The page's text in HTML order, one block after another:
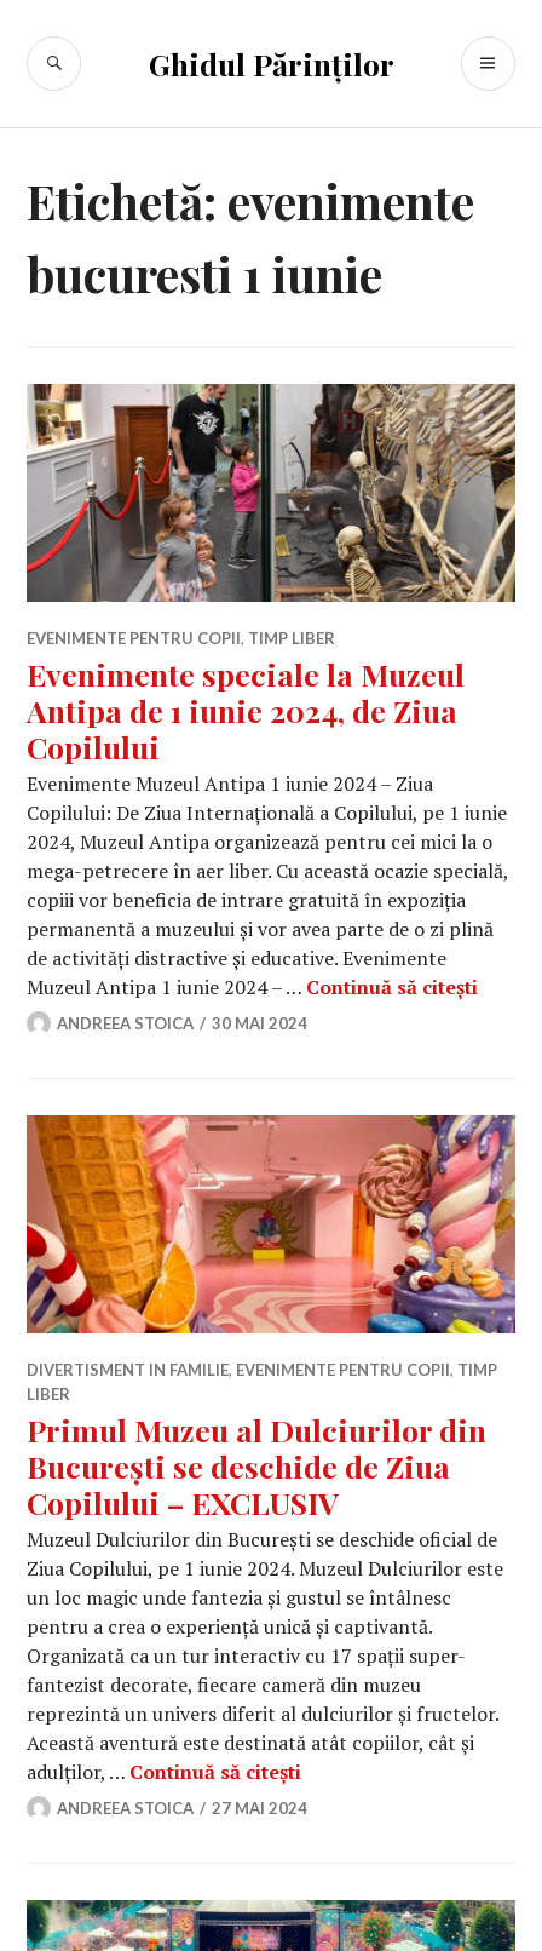
conținut
Ghidul Părinților
CĂUTARE
Etichetă: evenimente
bucuresti 1 iunie
EVENIMENTE PENTRU COPII, TIMP LIBER
Evenimente speciale la Muzeul
Antipa de 1 iunie 2024, de Ziua
Copilului
Evenimente Muzeul Antipa 1 iunie 2024 – Ziua
Copilului: De Ziua Internațională a Copilului, pe 1 iunie
2024, Muzeul Antipa organizează pentru cei mici la o
mega-petrecere în aer liber. Cu această ocazie specială,
copiii vor beneficia de intrare gratuită în expoziția
permanentă a muzeului și vor avea parte de o zi plină
de activități distractive și educative. Evenimente
Muzeul Antipa 1 iunie 2024 – … Continuă să citești
ANDREEA STOICA 30 MAI 2024
DIVERTISMENT IN FAMILIE, EVENIMENTE PENTRU COPII, TIMP
LIBER
Primul Muzeu al Dulciurilor din
București se deschide de Ziua
Copilului – EXCLUSIV
Muzeul Dulciurilor din București se deschide oficial de
Ziua Copilului, pe 1 iunie 2024. Muzeul Dulciurilor este
un loc magic unde fantezia și gustul se întâlnesc
pentru a crea o experiență unică și captivantă.
Organizată ca un tur interactiv cu 17 spații super-
fantezist decorate, fiecare cameră din muzeu
reprezintă un univers diferit al dulciurilor și fructelor.
Această aventură este destinată atât copiilor, cât și
adulților, … Continuă să citești
ANDREEA STOICA 27 MAI 2024